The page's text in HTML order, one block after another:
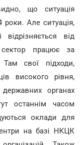
що ситуація
роки. Але ситуація,
від
працює за
свої підходи,
високого рівня,
органах
останнім часом
оклади для
на базі НКЦК